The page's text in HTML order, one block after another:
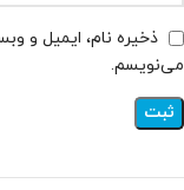
ذخیره نام، ایمیل و
می‌نویسم.